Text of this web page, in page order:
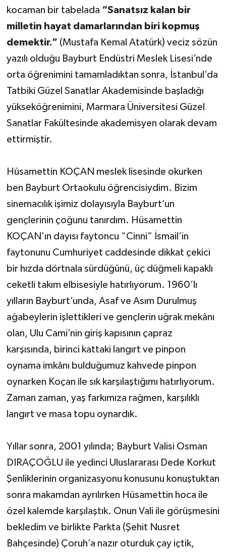
kocaman bir tabelada “Sanatsız kalan bir
milletin hayat damarlarından biri kopmuş
demektir.” (Mustafa Kemal Atatürk) veciz sözün
yazılı olduğu Bayburt Endüstri Meslek Lisesi’nde
orta öğrenimini tamamladıktan sonra, İstanbul’da
Tatbiki Güzel Sanatlar Akademisinde başladığı
yükseköğrenimini, Marmara Üniversitesi Güzel
Sanatlar Fakültesinde akademisyen olarak devam
ettirmiştir.
Hüsamettin KOÇAN meslek lisesinde okurken
ben Bayburt Ortaokulu öğrencisiydim. Bizim
sinemacılık işimiz dolayısıyla Bayburt’un
gençlerinin çoğunu tanırdım. Hüsamettin
KOÇAN’ın dayısı faytoncu “Cinni” İsmail’in
faytonunu Cumhuriyet caddesinde dikkat çekici
bir hızda dörtnala sürdüğünü, üç düğmeli kapaklı
ceketli takım elbisesiyle hatırlıyorum. 1960’lı
yılların Bayburt’unda, Asaf ve Asım Durulmuş
ağabeylerin işlettikleri ve gençlerin uğrak mekânı
olan, Ulu Cami’nin giriş kapısının çapraz
karşısında, birinci kattaki langırt ve pinpon
oynama imkânı bulduğumuz kahvede pinpon
oynarken Koçan ile sık karşılaştığımı hatırlıyorum.
Zaman zaman, yaş farkımıza rağmen, karşılıklı
langırt ve masa topu oynardık.
Yıllar sonra, 2001 yılında; Bayburt Valisi Osman
DIRAÇOĞLU ile yedinci Uluslararası Dede Korkut
Şenliklerinin organizasyonu konusunu konuştuktan
sonra makamdan ayrılırken Hüsamettin hoca ile
özel kalemde karşılaştık. Onun Vali ile görüşmesini
bekledim ve birlikte Parkta (Şehit Nusret
Bahçesinde) Çoruh’a nazır oturduk çay içtik,